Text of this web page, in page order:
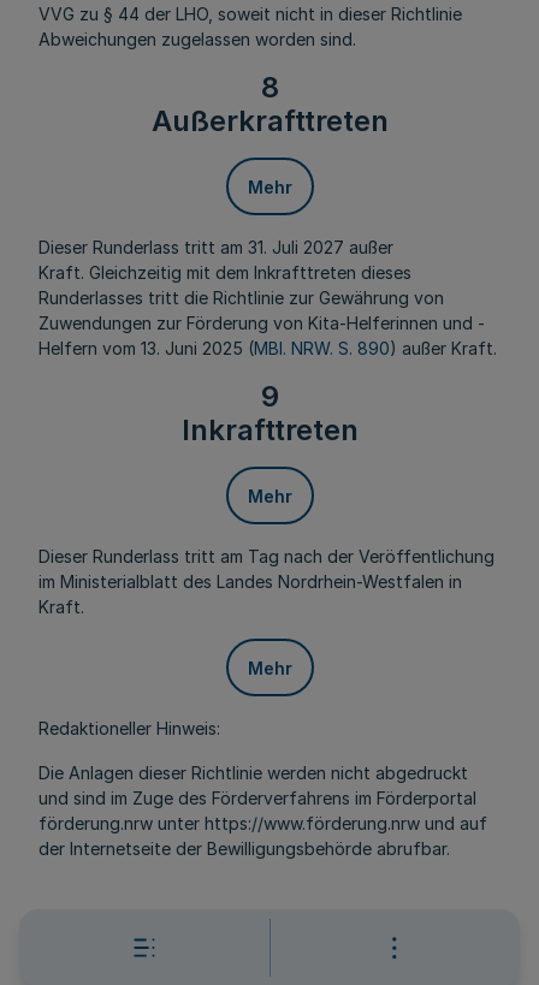
VVG zu § 44 der LHO, soweit nicht in dieser Richtlinie
Abweichungen zugelassen worden sind.
8
Außerkrafttreten
Mehr
Dieser Runderlass tritt am 31. Juli 2027 außer
Kraft. Gleichzeitig mit dem Inkrafttreten dieses
Runderlasses tritt die Richtlinie zur Gewährung von
Zuwendungen zur Förderung von Kita-Helferinnen und -
Helfern vom 13. Juni 2025 (MBl. NRW. S. 890) außer Kraft.
9
Inkrafttreten
Mehr
Dieser Runderlass tritt am Tag nach der Veröffentlichung
im Ministerialblatt des Landes Nordrhein-Westfalen in
Kraft.
Mehr
Redaktioneller Hinweis:
Die Anlagen dieser Richtlinie werden nicht abgedruckt
und sind im Zuge des Förderverfahrens im Förderportal
förderung.nrw unter https://www.förderung.nrw und auf
der Internetseite der Bewilligungsbehörde abrufbar.